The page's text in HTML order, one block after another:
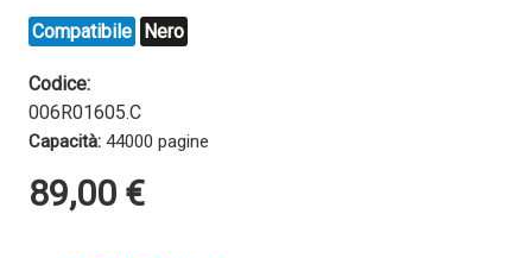
Compatibile Nero
Codice:
006R01605.C
Capacità: 44000 pagine
89,00 €